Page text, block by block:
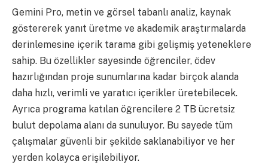
Gemini Pro, metin ve görsel tabanlı analiz, kaynak
göstererek yanıt üretme ve akademik araştırmalarda
derinlemesine içerik tarama gibi gelişmiş yeteneklere
sahip. Bu özellikler sayesinde öğrenciler, ödev
hazırlığından proje sunumlarına kadar birçok alanda
daha hızlı, verimli ve yaratıcı içerikler üretebilecek.
Ayrıca programa katılan öğrencilere 2 TB ücretsiz
bulut depolama alanı da sunuluyor. Bu sayede tüm
çalışmalar güvenli bir şekilde saklanabiliyor ve her
yerden kolayca erişilebiliyor.